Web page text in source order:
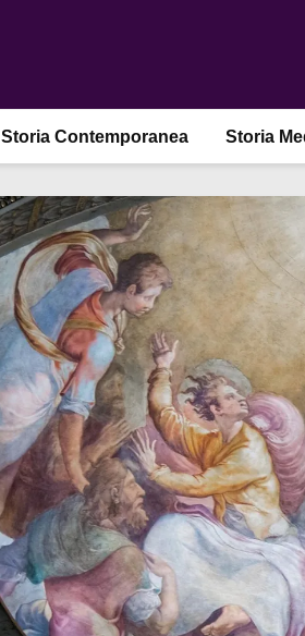
Storia Contemporanea Storia